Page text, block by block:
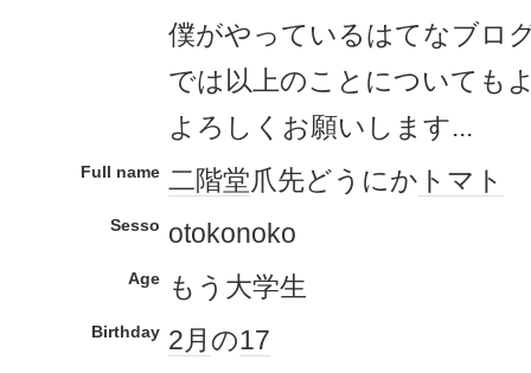
僕がやっているはてなブロ
では以上のことについても
よろしくお願いします...
Full name 二階堂爪先どうにか トマト
Sesso otokonoko
Age もう大学生
Birthday 2月 の17